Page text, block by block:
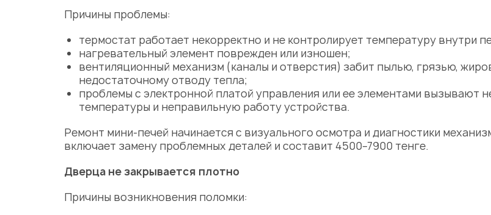
Причины проблемы:
термостат работает некорректно и не контролирует температуру внутри
нагревательный элемент поврежден или изношен;
вентиляционный механизм (каналы и отверстия) забит пылью, грязью,
недостаточному отводу тепла;
проблемы с электронной платой управления или ее элементами вызывают
температуры и неправильную работу устройства.
Ремонт мини-печей начинается с визуального осмотра и диагностики
включает замену проблемных деталей и составит 4500–7900 тенге.
Дверца не закрывается плотно
Причины возникновения поломки: